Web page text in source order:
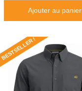
Ajouter au panier
BESTSELLER !